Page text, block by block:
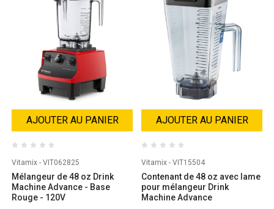
AJOUTER AU PANIER
Vitamix - VIT062825
Mélangeur de 48 oz Drink
Machine Advance - Base
Rouge - 120V
AJOUTER AU PANIER
Vitamix - VIT15504
Contenant de 48 oz avec lame
pour mélangeur Drink
Machine Advance